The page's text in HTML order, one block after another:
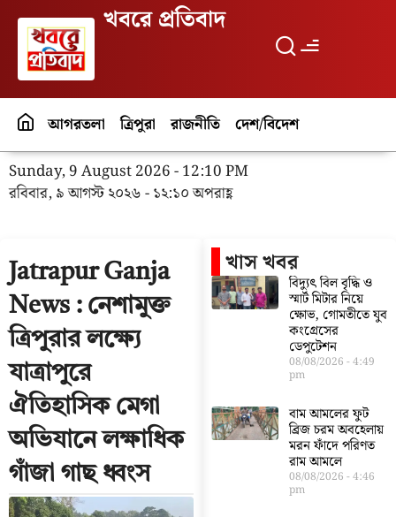
খবরে প্রতিবাদ
আগরতলা ত্রিপুরা রাজনীতি দেশ/বিদেশ
Sunday, 9 August 2026 - 12:10 PM
রবিবার, ৯ আগস্ট ২০২৬ - ১২:১০ অপরাহ্ণ
Jatrapur Ganja
News : নেশামুক্ত
ত্রিপুরার লক্ষ্যে
যাত্রাপুরে
ঐতিহাসিক মেগা
অভিযানে লক্ষাধিক
গাঁজা গাছ ধ্বংস
খাস খবর
বিদ্যুৎ বিল বৃদ্ধি ও
স্মার্ট মিটার নিয়ে
ক্ষোভ, গোমতীতে যুব
কংগ্রেসের
ডেপুটেশন
08/08/2026 4:49
pm
বাম আমলের ফুট
ব্রিজ চরম অবহেলায়
মরন ফাঁদে পরিণত
রাম আমলে
08/08/2026 4:46
pm